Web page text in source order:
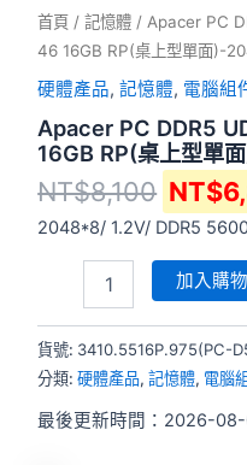
首頁 /記憶體 / Apacer PC
46 16GB RP(桌上型單面)-
硬體產品,記憶體, 電腦組
Apacer PC DDR5
16GB RP(桌上型單
NT$8,100 NT$
2048*8/ 1.2V/ DDR5
16GB
RP(桌
上
型
面)-2048*8
數
量
加入購
貨號: 3410.5516P.975(PC-
分類:硬體產品,記憶體, 電腦
最後更新時間：2026-